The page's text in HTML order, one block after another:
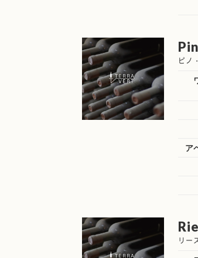
ピノ
ア
リー